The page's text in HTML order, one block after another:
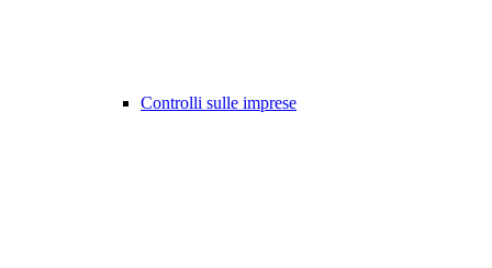
Controlli sulle imprese